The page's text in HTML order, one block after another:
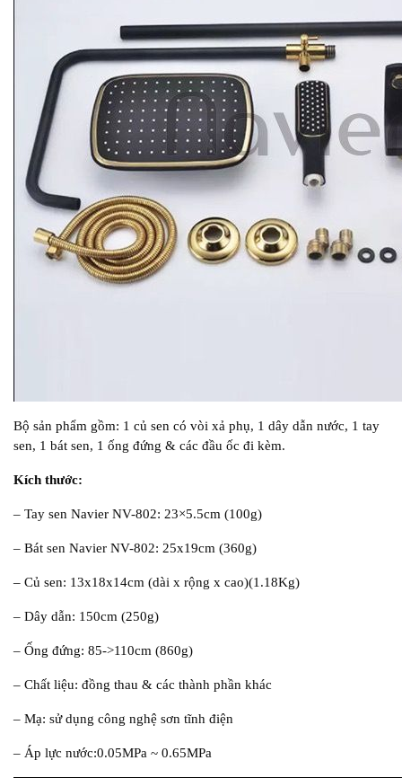
Bộ sản phẩm gồm: 1 củ sen có vòi xả phụ, 1 dây dẫn nước, 1 tay
sen, 1 bát sen, 1 ống đứng & các đầu ốc đi kèm.
Kích thước:
– Tay sen Navier NV-802: 23×5.5cm (100g)
– Bát sen Navier NV-802: 25x19cm (360g)
– Củ sen: 13x18x14cm (dài x rộng x cao)(1.18Kg)
– Dây dẫn: 150cm (250g)
– Ống đứng: 85->110cm (860g)
– Chất liệu: đồng thau & các thành phần khác
– Mạ: sử dụng công nghệ sơn tĩnh điện
– Áp lực nước:0.05MPa ~ 0.65MPa